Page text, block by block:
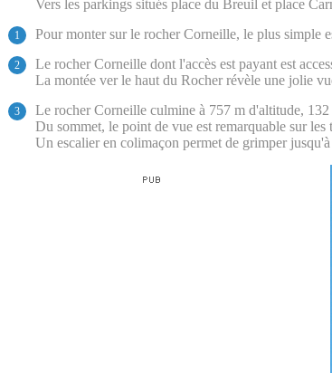
Vers les parkings situés place du Breuil et place
1 Pour monter sur le rocher Corneille, le plus simple
2
Le rocher Corneille dont l'accès est payant est
La montée ver le haut du Rocher révèle une jolie
3
Le rocher Corneille culmine à 757 m d'altitude, 132
Du sommet, le point de vue est remarquable sur
Un escalier en colimaçon permet de grimper